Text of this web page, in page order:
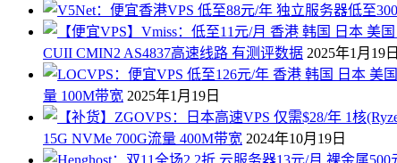
CUII CMIN2 AS4837高速线路 有测评数据 2025年1月19日
量 100M带宽 2025年1月19日
15G NVMe 700G流量 400M带宽 2024年10月19日